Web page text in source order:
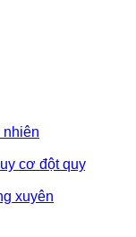
nhiên
cơ đột quỵ
xuyên